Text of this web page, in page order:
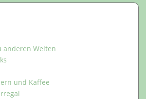
anderen Welten
und Kaffee